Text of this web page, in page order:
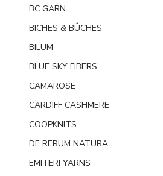
BC GARN
BICHES & BÛCHES
BILUM
BLUE SKY FIBERS
CAMAROSE
CARDIFF CASHMERE
COOPKNITS
DE RERUM NATURA
EMITERI YARNS